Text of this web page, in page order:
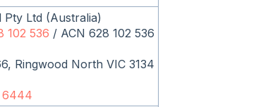
Pty Ltd (Australia)
102 536 / ACN 628 102 536
Ringwood North VIC 3134
6444